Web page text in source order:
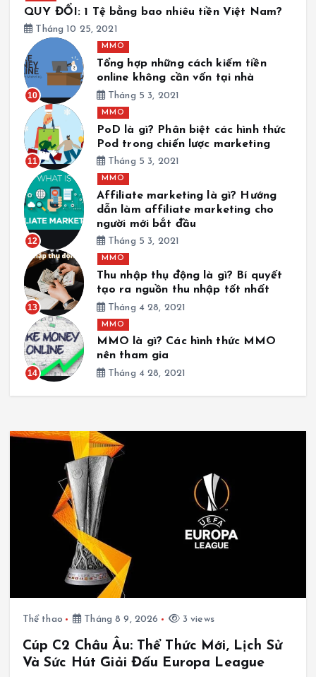
QUY ĐỔI: 1 Tệ bằng bao nhiêu tiền Việt Nam?
Tháng 10 25, 2021
10
MMO
Tổng hợp những cách kiếm tiền
online không cần vốn tại nhà
Tháng 5 3, 2021
11
MMO
PoD là gì? Phân biệt các hình thức
Pod trong chiến lược marketing
Tháng 5 3, 2021
12
MMO
Affiliate marketing là gì? Hướng
dẫn làm affiliate marketing cho
người mới bắt đầu
Tháng 5 3, 2021
13
MMO
Thu nhập thụ động là gì? Bí quyết
tạo ra nguồn thu nhập tốt nhất
Tháng 4 28, 2021
14
MMO
MMO là gì? Các hình thức MMO
nên tham gia
Tháng 4 28, 2021
Thể thao Tháng 8 9, 2026 3 views
Cúp C2 Châu Âu: Thể Thức Mới, Lịch Sử
Và Sức Hút Giải Đấu Europa League